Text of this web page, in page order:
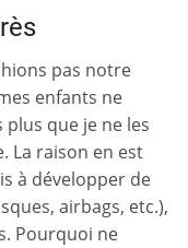
pas notre
enfants ne
plus que je ne les
La raison en est
à développer de
airbags, etc.),
Pourquoi ne